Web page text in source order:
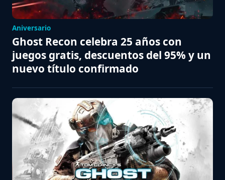
Aniversario
Ghost Recon celebra 25 años con
juegos gratis, descuentos del 95% y un
nuevo título confirmado